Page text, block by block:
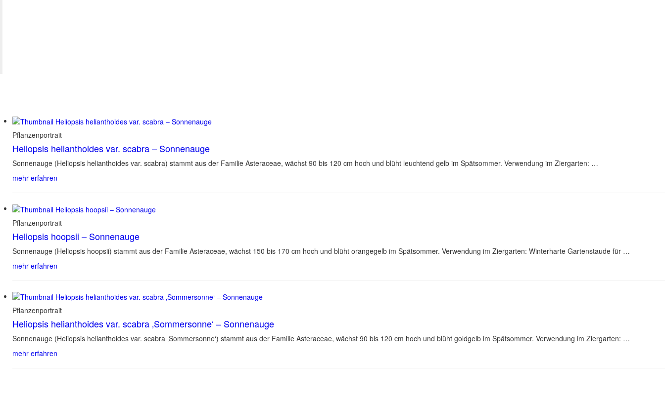
Pflanzenportrait
Heliopsis helianthoides var. scabra – Sonnenauge
Sonnenauge (Heliopsis helianthoides var. scabra) stammt aus der Familie Asteraceae, wächst 90 bis 120 cm hoch und blüht leuchtend gelb im Spätsommer. Verwendung im Ziergarten: …
mehr erfahren
Pflanzenportrait
Heliopsis hoopsii – Sonnenauge
Sonnenauge (Heliopsis hoopsii) stammt aus der Familie Asteraceae, wächst 150 bis 170 cm hoch und blüht orangegelb im Spätsommer. Verwendung im Ziergarten: Winterharte Gartenstaude für …
mehr erfahren
Pflanzenportrait
Heliopsis helianthoides var. scabra ‚Sommersonne‘ – Sonnenauge
Sonnenauge (Heliopsis helianthoides var. scabra ‚Sommersonne‘) stammt aus der Familie Asteraceae, wächst 90 bis 120 cm hoch und blüht goldgelb im Spätsommer. Verwendung im Ziergarten: …
mehr erfahren